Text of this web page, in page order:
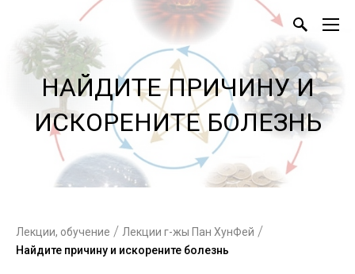
НАЙДИТЕ ПРИЧИНУ И
ИСКОРЕНИТЕ БОЛЕЗНЬ
Лекции, обучение / Лекции г-жы Пан ХунФей /
Найдите причину и искорените болезнь